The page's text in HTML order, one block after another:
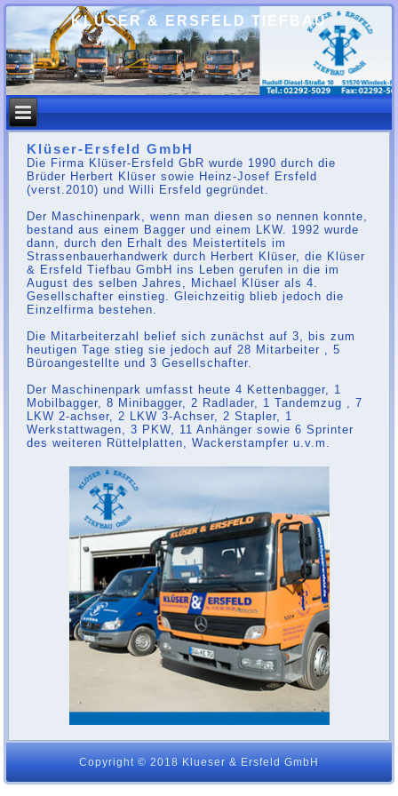
KLÜSER & ERSFELD TIEFBAU
Klüser-Ersfeld GmbH
Die Firma Klüser-Ersfeld GbR wurde 1990 durch die
Brüder Herbert Klüser sowie Heinz-Josef Ersfeld
(verst.2010) und Willi Ersfeld gegründet.
Der Maschinenpark, wenn man diesen so nennen konnte,
bestand aus einem Bagger und einem LKW. 1992 wurde
dann, durch den Erhalt des Meistertitels im
Strassenbauerhandwerk durch Herbert Klüser, die Klüser
& Ersfeld Tiefbau GmbH ins Leben gerufen in die im
August des selben Jahres, Michael Klüser als 4.
Gesellschafter einstieg. Gleichzeitig blieb jedoch die
Einzelfirma bestehen.
Die Mitarbeiterzahl belief sich zunächst auf 3, bis zum
heutigen Tage stieg sie jedoch auf 28 Mitarbeiter , 5
Büroangestellte und 3 Gesellschafter.
Der Maschinenpark umfasst heute 4 Kettenbagger, 1
Mobilbagger, 8 Minibagger, 2 Radlader, 1 Tandemzug , 7
LKW 2-achser, 2 LKW 3-Achser, 2 Stapler, 1
Werkstattwagen, 3 PKW, 11 Anhänger sowie 6 Sprinter
des weiteren Rüttelplatten, Wackerstampfer u.v.m.
Copyright © 2018 Klueser & Ersfeld GmbH